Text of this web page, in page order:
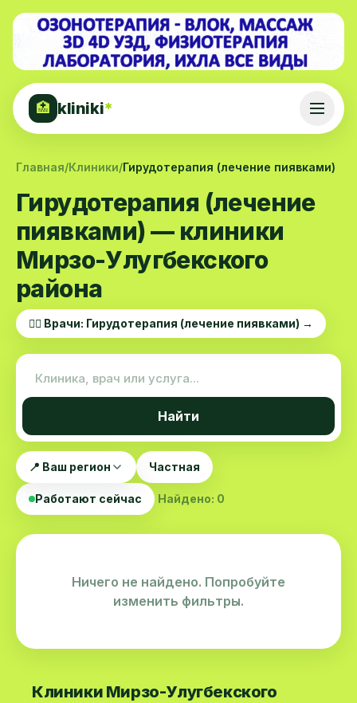
🏥 kliniki*
Главная/Клиники/Гирудотерапия (лечение пиявками)
Гирудотерапия (лечение
пиявками) — клиники
Мирзо-Улугбекского
района
👨‍⚕️ Врачи: Гирудотерапия (лечение пиявками) →
Найти
📍 Ваш регион Частная
Работают сейчас Найдено: 0
Ничего не найдено. Попробуйте
изменить фильтры.
Клиники Мирзо-Улугбекского